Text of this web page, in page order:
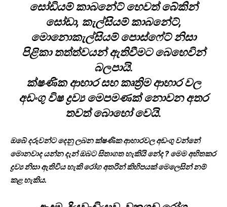
සෝඩියම් කාබනේට් හෙවත් බේකින්
සෝඩා, කැල්සියම් කාබනේට්,
මොනොකැල්සියම් පොස්ෆේට් නිසා
පිළිකා තත්ත්වයන් ඇතිවීමට බෙහෙවින්
බලපායි.
ක්ෂණික ආහාර සහ කෘත්‍රිම ආහාර වල
අඩංගු විෂ ද්‍රව්‍ය මෙපමණක් නොවන අතර
තවත් බොහෝ වෙයි.
ඔබේ දරුවන්ට දෙනු ලබන ක්ෂණික ආහාරවල අඩංගු වන්නේ
මොනවාද යන්න දැන් ඔබට සිතාගත හැකියි නේද ? මෙම අහිතකර
ද්‍රව්‍ය නිසා ඇතිවිය හැකි රෝග අතරින් කිහිපයක් මෙලෙසින් නම්
කළ හැකිය.